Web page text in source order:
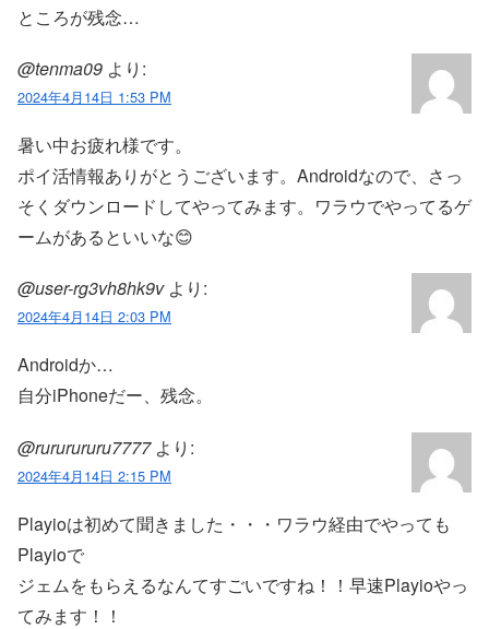
ところが残念…
@tenma09 より:
2024年4月14日 1:53 PM
暑い中お疲れ様です。
ポイ活情報ありがとうございます。Androidなので、さっ
そくダウンロードしてやってみます。ワラウでやってるゲ
ームがあるといいな😊
@user-rg3vh8hk9v より:
2024年4月14日 2:03 PM
Androidか…
自分iPhoneだー、残念。
@rururururu7777 より:
2024年4月14日 2:15 PM
Playioは初めて聞きました・・・ワラウ経由でやっても
Playioで
ジェムをもらえるなんてすごいですね！！早速Playioやっ
てみます！！